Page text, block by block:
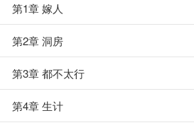
第1章 嫁人
第2章 洞房
第3章 都不太行
第4章 生计